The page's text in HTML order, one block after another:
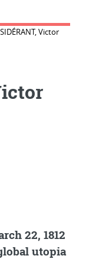
Victor
22, 1812
utopia